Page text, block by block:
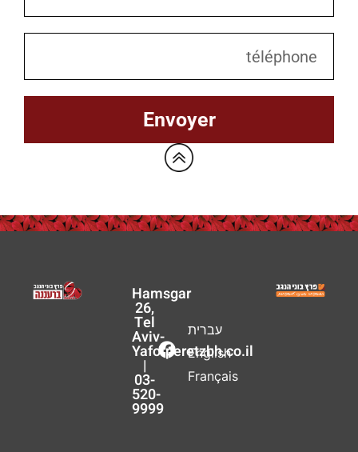
Envoyer
Hamsgar
26,
Tel
Aviv-
Yafo
|
03-
520-
9999
peretzbh.co.il
עברית
English
Français